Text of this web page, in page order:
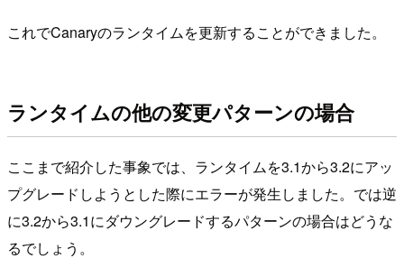
これでCanaryのランタイムを更新することができました。
ランタイムの他の変更パターンの場合
ここまで紹介した事象では、ランタイムを3.1から3.2にアッ
プグレードしようとした際にエラーが発生しました。では逆
に3.2から3.1にダウングレードするパターンの場合はどうな
るでしょう。